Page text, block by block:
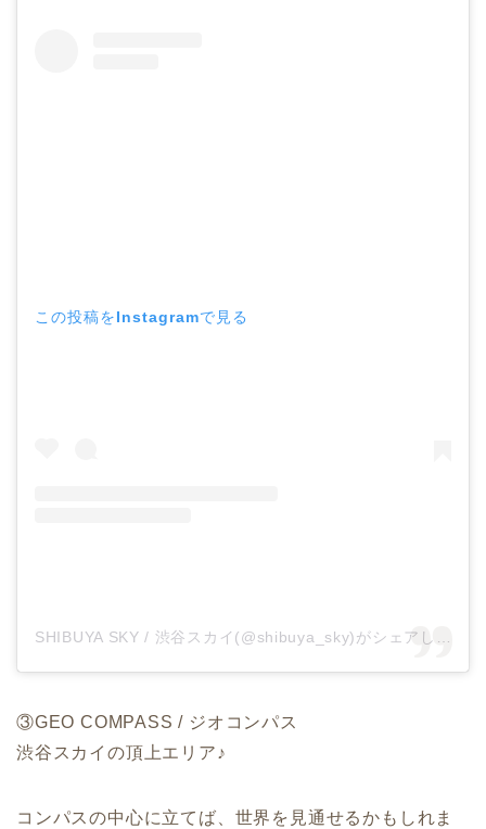
この投稿をInstagramで見る
SHIBUYA SKY / 渋谷スカイ(@shibuya_sky)がシェアした投稿
③GEO COMPASS / ジオコンパス
渋谷スカイの頂上エリア♪
コンパスの中心に立てば、世界を見通せるかもしれま